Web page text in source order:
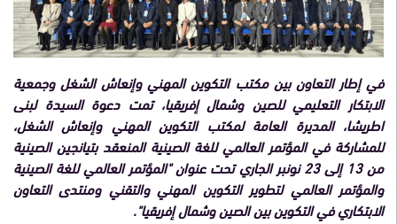
في إطار التعاون بين مكتب التكوين المهني وإنعاش الشغل وجمعية
الابتكار التعليمي للصين وشمال إفريقيا، تمت دعوة السيدة لبنى
اطريشا، المديرة العامة لمكتب التكوين المهني وإنعاش الشغل،
للمشاركة في المؤتمر العالمي للغة الصينية المنعقد بتيانجين الصينية
من 13 إلى 23 نونبر الجاري تحت عنوان "المؤتمر العالمي للغة الصينية
والمؤتمر العالمي لتطوير التكوين المهني والتقني ومنتدى التعاون
الابتكاري في التكوين بين الصين وشمال إفريقيا".